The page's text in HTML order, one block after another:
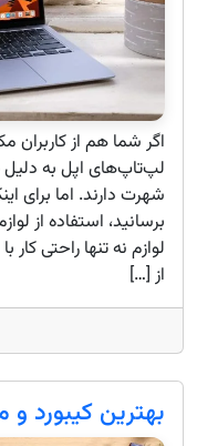
اگر شما هم از کاربران
لپ‌تاپ‌های اپل به
شهرت دارند. اما برای
برسانید، استفاده از
لوازم نه تنها راحتی کار
از […]
بهترین کیبورد